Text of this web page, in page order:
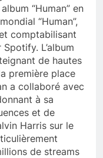
“Human” en
“Human”,
comptabilisant
L’album
de hautes
première place
a collaboré avec
à sa
et de
Harris sur le
de streams